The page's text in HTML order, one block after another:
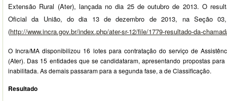
Extensão Rural (Ater), lançada no dia 25 de outubro de 2013. O
Oficial da União, do dia 13 de dezembro de 2013, na Seção
(http://www.incra.gov.br/index.php/ater-sr-12/file/1779-resultado-da-
O Incra/MA disponibilizou 16 lotes para contratação do serviço de
(Ater). Das 15 entidades que se candidataram, apresentando propostas
inabilitada. As demais passaram para a segunda fase, a de Classificação.
Resultado